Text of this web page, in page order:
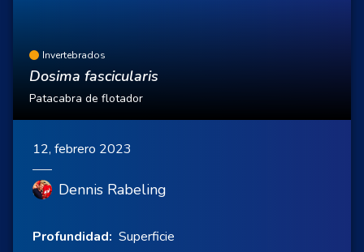
Invertebrados
Dosima fascicularis
Patacabra de flotador
12, febrero 2023
Dennis Rabeling
Profundidad: Superficie